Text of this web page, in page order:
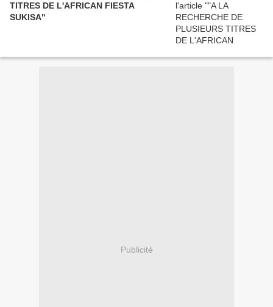
TITRES DE L'AFRICAN FIESTA
SUKISA"
Publicité